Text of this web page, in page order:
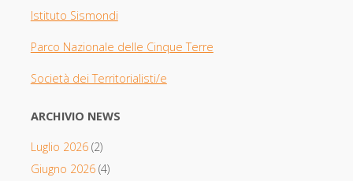
Istituto Sismondi
Parco Nazionale delle Cinque Terre
Società dei Territorialisti/e
ARCHIVIO NEWS
Luglio 2026(2)
Giugno 2026(4)